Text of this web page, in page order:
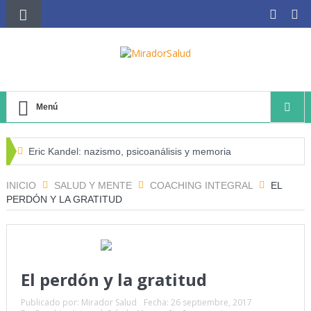
Menú
Eric Kandel: nazismo, psicoanálisis y memoria
de los productores avícolas independientes
numérico?
INICIO SALUD Y MENTE COACHING INTEGRAL
EL
PERDÓN Y LA GRATITUD
El perdón y la gratitud
Publicado por: Mirador Salud Fecha: 26 septiembre, 2017